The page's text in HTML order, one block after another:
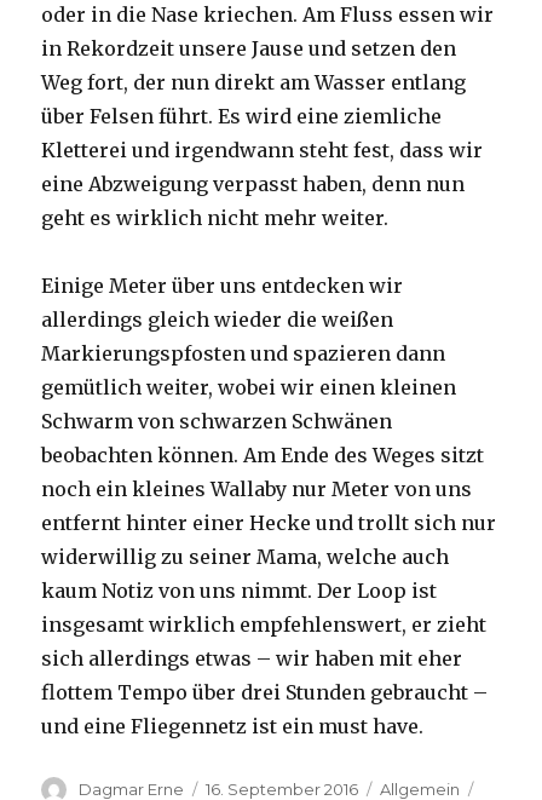
oder in die Nase kriechen. Am Fluss essen wir
in Rekordzeit unsere Jause und setzen den
Weg fort, der nun direkt am Wasser entlang
über Felsen führt. Es wird eine ziemliche
Kletterei und irgendwann steht fest, dass wir
eine Abzweigung verpasst haben, denn nun
geht es wirklich nicht mehr weiter.
Einige Meter über uns entdecken wir
allerdings gleich wieder die weißen
Markierungspfosten und spazieren dann
gemütlich weiter, wobei wir einen kleinen
Schwarm von schwarzen Schwänen
beobachten können. Am Ende des Weges sitzt
noch ein kleines Wallaby nur Meter von uns
entfernt hinter einer Hecke und trollt sich nur
widerwillig zu seiner Mama, welche auch
kaum Notiz von uns nimmt. Der Loop ist
insgesamt wirklich empfehlenswert, er zieht
sich allerdings etwas – wir haben mit eher
flottem Tempo über drei Stunden gebraucht –
und eine Fliegennetz ist ein must have.
Autor
Dagmar Erne
Veröffentlicht
16. September 2016 Kategorien
Allgemein